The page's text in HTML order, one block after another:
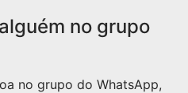
no grupo
no grupo do WhatsApp,